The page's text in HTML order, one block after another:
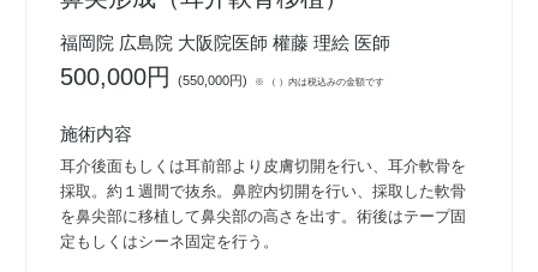
福岡院 広島院 大阪院医師 權藤 理絵 医師
500,000円(550,000円) ※ （ ）内は税込みの金額です
施術内容
耳介後面もしくは耳前部より皮膚切開を行い、耳介軟骨を
採取。約１週間で抜糸。鼻腔内切開を行い、採取した軟骨
を鼻尖部に移植して鼻尖部の高さを出す。術後はテープ固
定もしくはシーネ固定を行う。